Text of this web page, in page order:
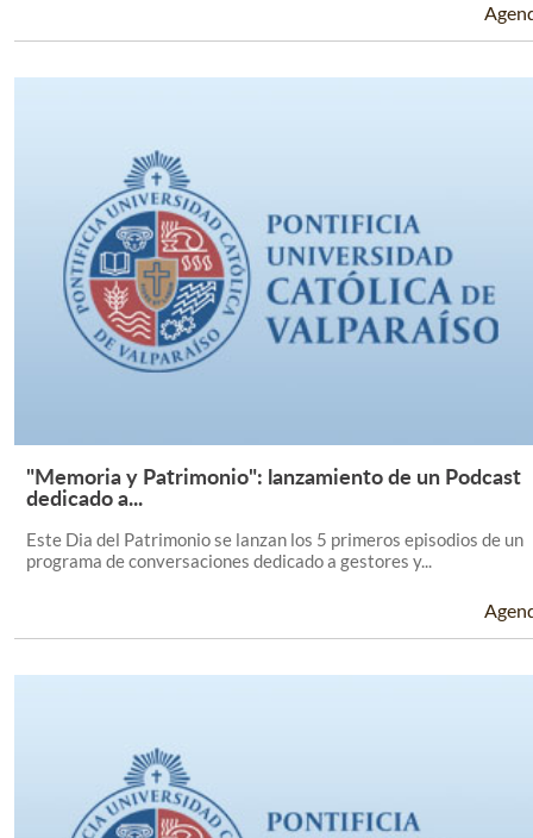
Leer Más +
"Memoria y Patrimonio": lanzamiento de un Podcast
dedicado a...
Este Dia del Patrimonio se lanzan los 5 primeros episodios de un
programa de conversaciones dedicado a gestores y...